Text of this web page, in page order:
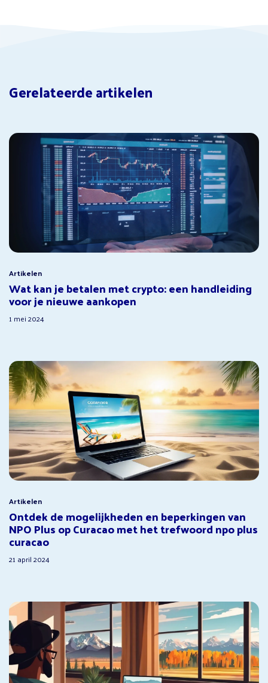
Gerelateerde artikelen
Artikelen
Wat kan je betalen met crypto: een handleiding
voor je nieuwe aankopen
1 mei 2024
Artikelen
Ontdek de mogelijkheden en beperkingen van
NPO Plus op Curacao met het trefwoord npo plus
curacao
21 april 2024